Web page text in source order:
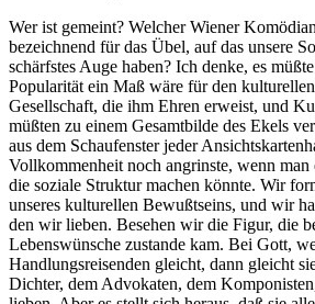
Wer ist gemeint? Welcher Wiener
bezeichnend für das Übel, auf das unsere
schärfstes Auge haben? Ich denke, es
Popularität ein Maß wäre für den
Gesellschaft, die ihm Ehren erweist, und
müßten zu einem Gesamtbilde des Ekels
aus dem Schaufenster jeder
Vollkommenheit noch angrinste, wenn man
die soziale Struktur machen könnte. Wir
unseres kulturellen Bewußtseins, und wir
den wir lieben. Besehen wir die Figur, die
Lebenswünsche zustande kam. Bei Gott,
Handlungsreisenden gleicht, dann gleicht
Dichter, dem Advokaten, dem